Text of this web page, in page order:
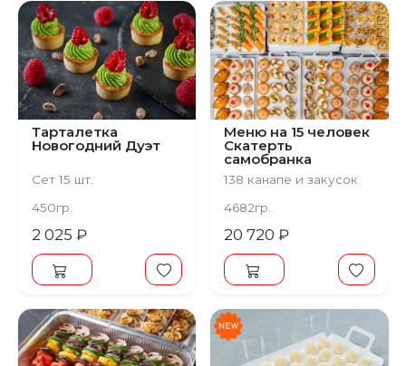
Тарталетка
Новогодний Дуэт
Сет 15 шт.
450гр.
2 025 ₽
Предыдущий
Меню на 15 человек
Скатерть
самобранка
138 канапе и закусок
4682гр.
20 720 ₽